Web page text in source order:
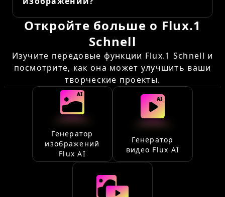
Откройте больше о Flux.1
Schnell
Изучите передовые функции Flux.1 Schnell и
посмотрите, как она может улучшить ваши
творческие проекты.
Генератор
изображений
Flux AI
Генератор
видео Flux AI